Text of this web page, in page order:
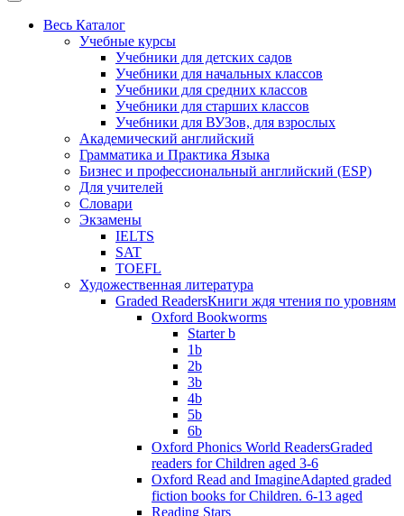
Весь Каталог
Учебные курсы
Учебники для детских садов
Учебники для начальных классов
Учебники для средних классов
Учебники для старших классов
Учебники для ВУЗов, для взрослых
Академический английский
Грамматика и Практика Языка
Бизнес и профессиональный английский (ESP)
Для учителей
Словари
Экзамены
IELTS
SAT
TOEFL
Художественная литература
Graded ReadersКниги ждя чтения по уровням
Oxford Bookworms
Starter b
1b
2b
3b
4b
5b
6b
Oxford Phonics World ReadersGraded
readers for Children aged 3-6
Oxford Read and ImagineAdapted graded
fiction books for Children. 6-13 aged
Reading Stars